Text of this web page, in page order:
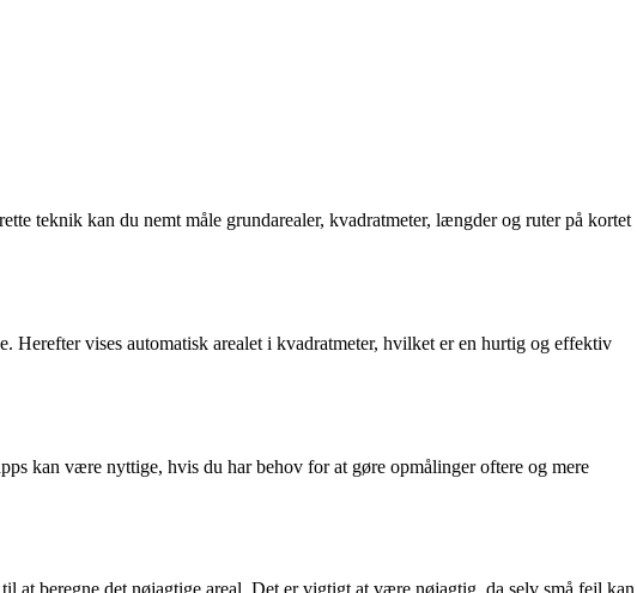
teknik kan du nemt måle grundarealer, kvadratmeter, længder og ruter på kortet
vises automatisk arealet i kvadratmeter, hvilket er en hurtig og effektiv
kan være nyttige, hvis du har behov for at gøre opmålinger oftere og mere